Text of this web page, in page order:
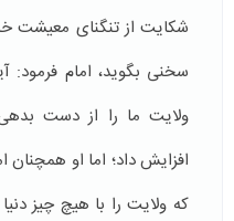
شکایت از تنگنای معیشت
سخنی بگوید، امام فرمود:
ولایت ما را از دست
افزایش داد؛ اما او همچنان
که ولایت را با هیچ چیز